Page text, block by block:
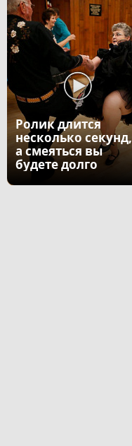
Ролик длится
несколько секунд,
а смеяться вы
будете долго